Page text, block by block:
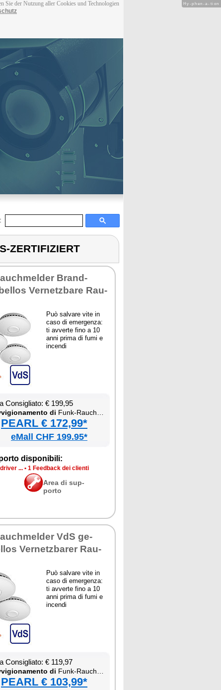
Sie der Nutzung aller Cookies und Technologien
ZERTIFIZIERT
Brand­
Ver­ne­tz­ba­re Rau­
Può sal­va­re vi­te in
ca­so di emer­gen­za:
ti av­ver­te fi­no a 10
an­ni pri­ma di fu­mi e
in­cen­di
Con­si­glia­to: € 199,95
di Funk-Rau­ch­mel­der, VdS-zer­ti­fi­ziert
PEARL € 172,99*
eMall CHF 199.95*
di­spo­ni­bi­li:
... • 1 Feed­back dei clien­ti
Area di sup­
por­to
VdS ge­
Ver­ne­tz­ba­rer Rau­
Può sal­va­re vi­te in
ca­so di emer­gen­za:
ti av­ver­te fi­no a 10
an­ni pri­ma di fu­mi e
in­cen­di
Con­si­glia­to: € 119,97
di Funk-Rau­ch­mel­der, VdS-zer­ti­fi­ziert
PEARL € 103,99*
Hy-phen-a-tion